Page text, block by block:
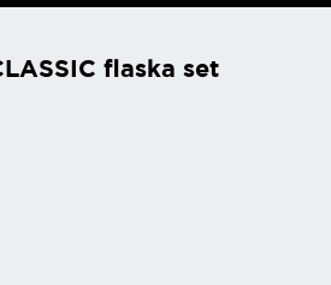
flaska set